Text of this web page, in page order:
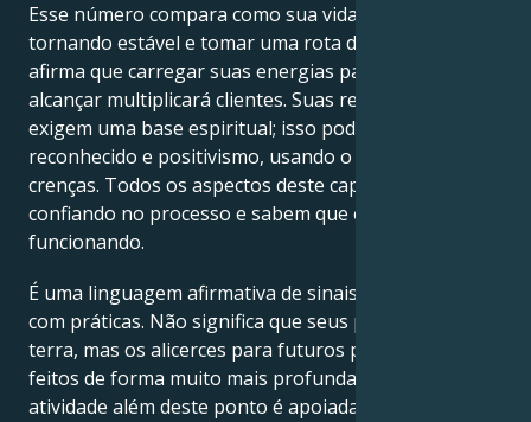
Esse número compara como sua vida está se
tornando estável e tomar uma rota de suor. Ele
afirma que carregar suas energias para frente e
alcançar multiplicará clientes. Suas recompensas
exigem uma base espiritual; isso pode ser
reconhecido e positivismo, usando o sistema de
crenças. Todos os aspectos deste capítulo estão
confiando no processo e sabem que está
funcionando.
É uma linguagem afirmativa de sinais combinados
com práticas. Não significa que seus passos irão à
terra, mas os alicerces para futuros passos são
feitos de forma muito mais profunda e dura. Cada
atividade além deste ponto é apoiada pelo céu.